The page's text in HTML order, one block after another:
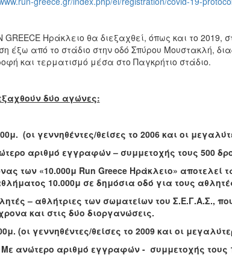
GREECE Ηράκλειο θα διεξαχθεί, όπως και το
έξω από το στάδιο στην οδό Σπύρου Μουστακλή,
και τερματισμό μέσα στο Παγκρήτιο στάδιο.
δύο αγώνες:
(οι γεννηθέντες/θείσες το 2006 και οι
αριθμό εγγραφών – συμμετοχής τους 500
των «10.000μ Run Greece Ηράκλειο» αποτελεί
10.000μ σε δημόσια οδό για τους
– αθλήτριες των σωματείων του Σ.Ε.Γ.Α.Σ.,
και στις δύο διοργανώσεις.
(οι γεννηθέντες/θείσες το 2009 και οι
αριθμό εγγραφών - συμμετοχής τους